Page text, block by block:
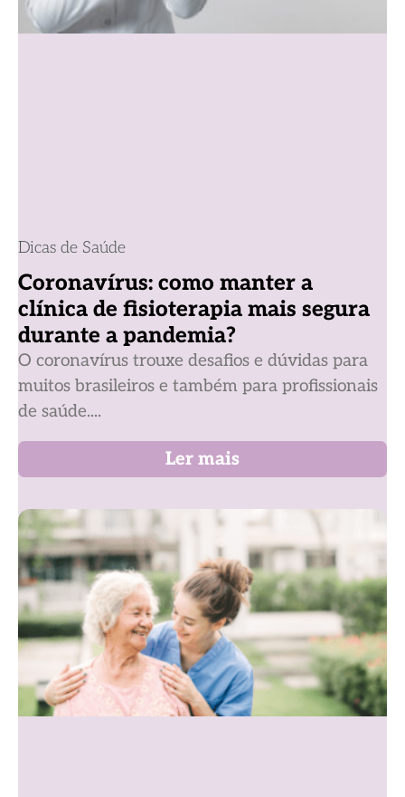
Dicas de Saúde
Coronavírus: como manter a
clínica de fisioterapia mais segura
durante a pandemia?
O coronavírus trouxe desafios e dúvidas para
muitos brasileiros e também para profissionais
de saúde....
Ler mais